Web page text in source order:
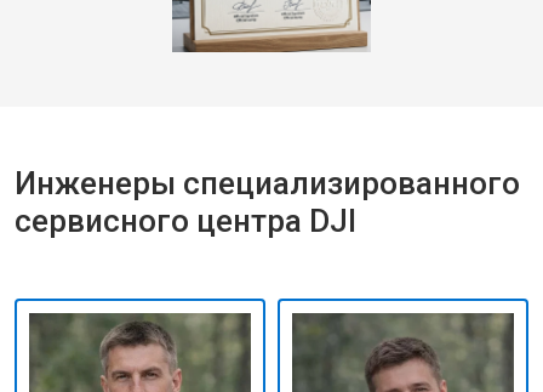
Инженеры специализированного
сервисного центра DJI